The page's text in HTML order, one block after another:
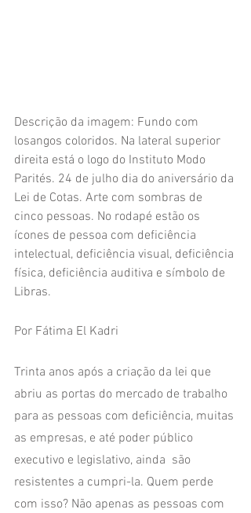
Descrição da imagem: Fundo com
losangos coloridos. Na lateral superior
direita está o logo do Instituto Modo
Parités. 24 de julho dia do aniversário da
Lei de Cotas. Arte com sombras de
cinco pessoas. No rodapé estão os
ícones de pessoa com deficiência
intelectual, deficiência visual, deficiência
física, deficiência auditiva e símbolo de
Libras.
Por Fátima El Kadri
Trinta anos após a criação da lei que
abriu as portas do mercado de trabalho
para as pessoas com deficiência, muitas
as empresas, e até poder público
executivo e legislativo, ainda  são
resistentes a cumpri-la. Quem perde
com isso? Não apenas as pessoas com